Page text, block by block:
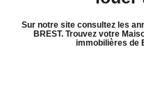
Syndic de
Transactions
Sur notre site consultez les
BREST. Trouvez votre
immobilières de